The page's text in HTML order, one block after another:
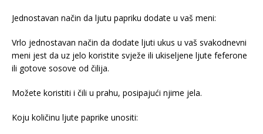
Jednostavan način da ljutu papriku dodate u vaš meni:
Vrlo jednostavan način da dodate ljuti ukus u vaš svakodnevni
meni jest da uz jelo koristite svježe ili ukiseljene ljute feferone
ili gotove sosove od čilija.
Možete koristiti i čili u prahu, posipajući njime jela.
Koju količinu ljute paprike unositi: